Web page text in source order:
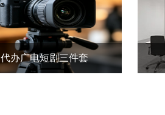
代办广电短剧三件套